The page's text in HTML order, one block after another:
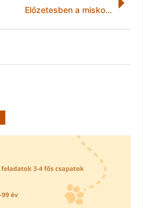
Előzetesben a miskolci marihuána üzér